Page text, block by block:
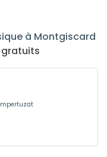
à Montgiscard